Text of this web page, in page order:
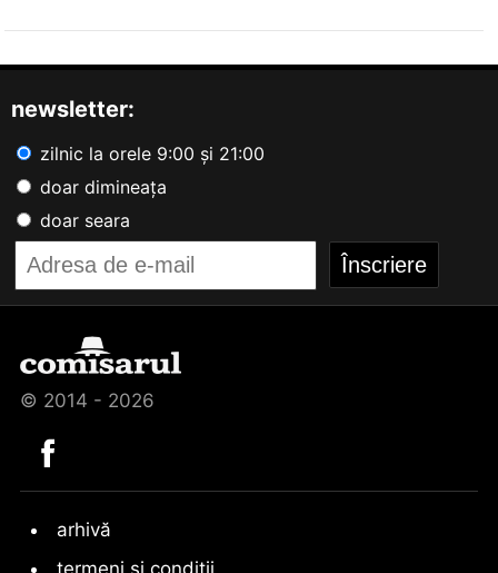
newsletter:
zilnic la orele 9:00 și 21:00
doar dimineața
doar seara
© 2014 - 2026
arhivă